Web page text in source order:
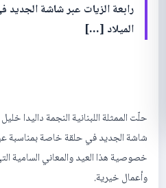
رابعة الزيات عبر شاشة
الميلاد […]
حلّت الممثلة اللبنانية النجمة داليدا
شاشة الجديد في حلقة خاصة بمناسبة
خصوصية هذا العيد والمعاني السامية
وأعمال خيرية.